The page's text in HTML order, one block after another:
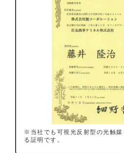
※当社でも可視光反射型の光触媒
る証明です。